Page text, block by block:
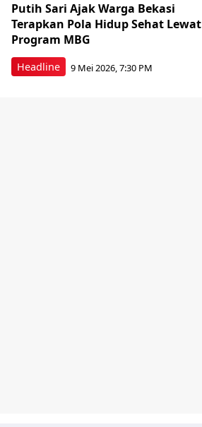
Headline
Putih Sari Ajak Warga Bekasi
Terapkan Pola Hidup Sehat Lewat
Program MBG
9 Mei 2026, 7:30 PM